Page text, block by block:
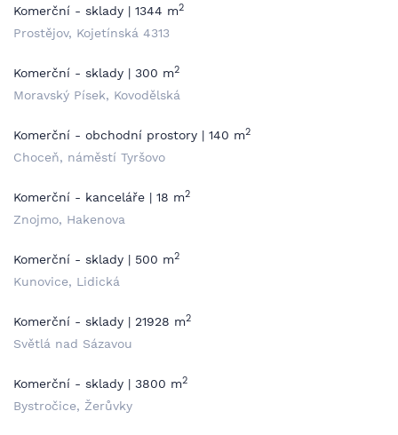
Komerční - sklady | 1344 m2
Prostějov, Kojetínská 4313
Komerční - sklady | 300 m2
Moravský Písek, Kovodělská
Komerční - obchodní prostory | 140 m2
Choceň, náměstí Tyršovo
Komerční - kanceláře | 18 m2
Znojmo, Hakenova
Komerční - sklady | 500 m2
Kunovice, Lidická
Komerční - sklady | 21928 m2
Světlá nad Sázavou
Komerční - sklady | 3800 m2
Bystročice, Žerůvky